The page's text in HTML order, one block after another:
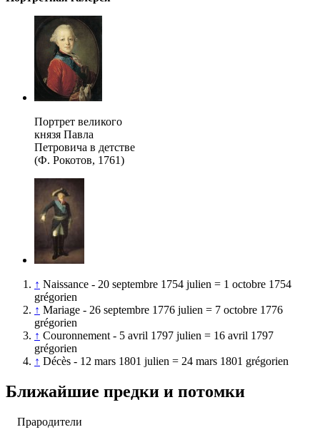
Портрет великого
князя Павла
Петровича в детстве
(Ф. Рокотов, 1761)
↑ Naissance - 20 septembre 1754 julien = 1 octobre 1754
grégorien
↑ Mariage - 26 septembre 1776 julien = 7 octobre 1776
grégorien
↑ Couronnement - 5 avril 1797 julien = 16 avril 1797
grégorien
↑ Décès - 12 mars 1801 julien = 24 mars 1801 grégorien
Ближайшие предки и потомки
Прародители